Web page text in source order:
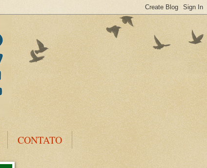
CONTATO